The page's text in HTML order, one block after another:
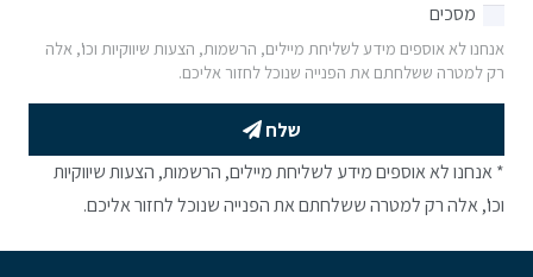
מסכים
אנחנו לא אוספים מידע לשליחת מיילים, הרשמות, הצעות שיווקיות וכו', אלה
רק למטרה ששלחתם את הפנייה שנוכל לחזור אליכם.
שלח
* אנחנו לא אוספים מידע לשליחת מיילים, הרשמות, הצעות שיווקיות
וכו', אלה רק למטרה ששלחתם את הפנייה שנוכל לחזור אליכם.